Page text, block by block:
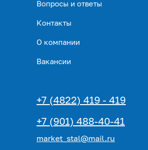
Вопросы и ответы
Контакты
О компании
Вакансии
+7 (4822) 419 - 419
+7 (901) 488-40-41
market_stal@mail.ru